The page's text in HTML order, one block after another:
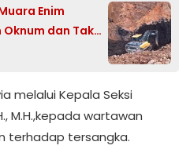
Enim
dan Tak
melalui Kepala Seksi
M.H.,kepada wartawan
terhadap tersangka.